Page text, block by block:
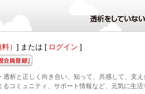
） ] または [ ログイン ]
透析と正しく向き合い、知って、共感して、支え
コミュニティ、サポート情報など、元気に生活